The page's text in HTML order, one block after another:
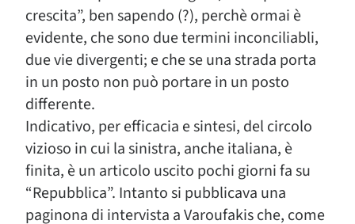
crescita”, ben sapendo (?), perchè ormai è
evidente, che sono due termini inconciliabli,
due vie divergenti; e che se una strada porta
in un posto non può portare in un posto
differente.
Indicativo, per efficacia e sintesi, del circolo
vizioso in cui la sinistra, anche italiana, è
finita, è un articolo uscito pochi giorni fa su
“Repubblica”. Intanto si pubblicava una
paginona di intervista a Varoufakis che, come